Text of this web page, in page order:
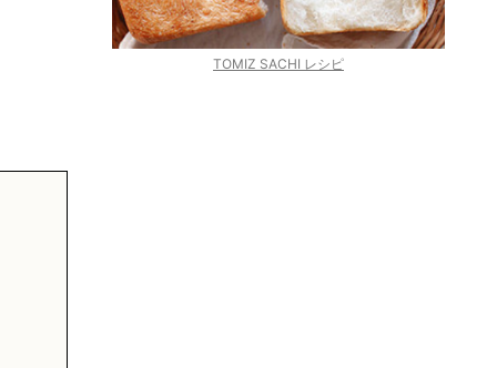
TOMIZ SACHI レシピ